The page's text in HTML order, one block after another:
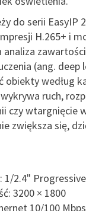
do serii EasyIP
H.265+ i
analiza
(ang.
obiekty według
ruch,
czy wtargnięcie
zwiększa się,
2.4" Progressive
3200 × 1800
10/100 Mbps